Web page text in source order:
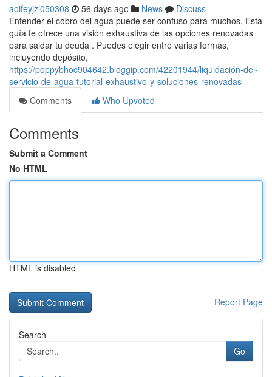
aoifeyjzl050308 56 days ago News
Discuss
Entender el cobro del agua puede ser confuso para muchos. Esta
guía te ofrece una visión exhaustiva de las opciones renovadas
para saldar tu deuda . Puedes elegir entre varias formas,
incluyendo depósito,
https://poppybhoc904642.bloggip.com/42201944/liquidación-del-
servicio-de-agua-tutorial-exhaustivo-y-soluciones-renovadas
Comments
Who Upvoted
Comments
Submit a Comment
No HTML
HTML is disabled
Report Page
Search
Go